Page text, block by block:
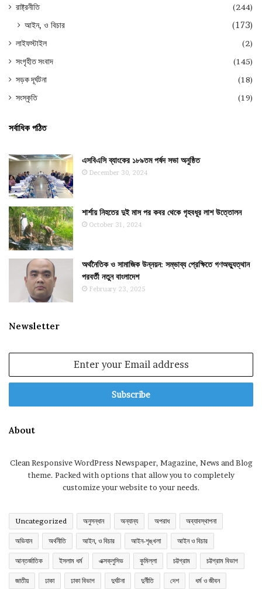
রাষ্ট্রনীতি (244)
আইন, ও বিচার (173)
লাইফস্টাইল
(2)
সংগৃহীত সংবাদ
(145)
সড়ক দূর্ঘটনা
(18)
সংস্কৃতি
(19)
সর্বাধিক পঠিত
এসবিএসি ব্যাংকের ১৮৯তম পর্ষদ সভা অনুষ্ঠিত
December 30, 2024
শার্শায় নিহতের দুই মাস পর কবর থেকে গৃহবধূর লাশ উত্তোলন
October 31, 2024
অর্থনৈতিক ও সামাজিক উন্নয়ন: সম্ভাব্য প্রেক্ষিতে গণঅভ্যুত্থান
পরবর্তী নতুন বাংলাদেশ
February 23, 2025
Newsletter
Email
About
Clean Responsive WordPress Newspaper, Magazine, News and Blog
theme. Packed with options that allow you to completely
customize your website to your needs.
Uncategorized অনুসন্ধান অন্যান্য অপরাধ অব্যাবস্থাপনা
অভিযান অর্থনীতি আইন, ও বিচার আইন-শৃঙ্খলা আইন ও বিচার
আন্তর্জাতিক ইসলাম ধর্ম এক্সক্লুসিভ কুমিল্লা চট্টগ্রাম চট্টগ্রাম বিভাগ
জাতীয় ঢাকা ঢাকা বিভাগ দুর্ঘটনা দুর্নীতি দেশ ধর্ম ও জীবন